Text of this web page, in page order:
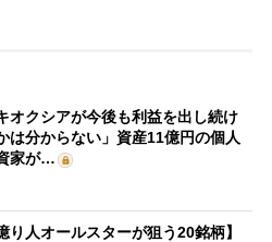
オクシアが今後も利益を出し続け
は分からない」資産11億円の個人
家が…
り人オールスターが狙う20銘柄】